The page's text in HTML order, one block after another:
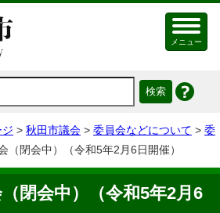
メニュー
ジ > 秋田市議会 > 委員会などについて > 委
（閉会中）（令和5年2月6日開催）
閉会中）（令和5年2月6